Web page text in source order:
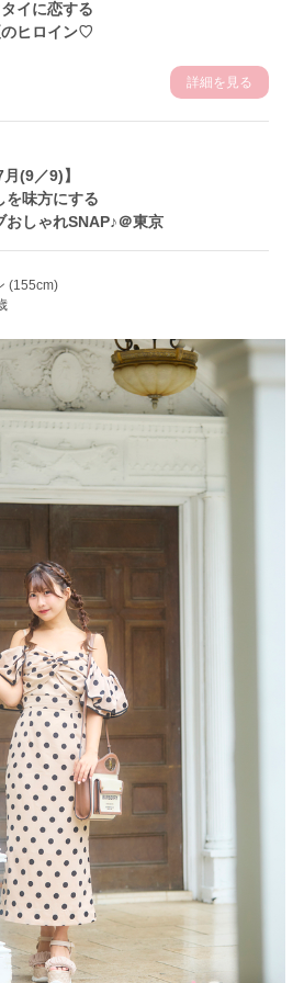
イに恋する
のヒロイン♡
詳細を見る
月(9／9)】
を味方にする
おしゃれSNAP♪＠東京
(155cm)